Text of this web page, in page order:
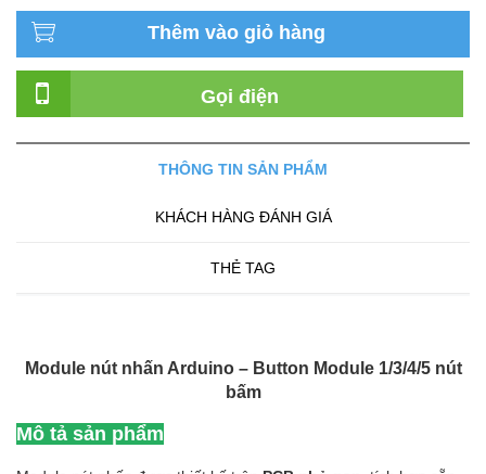
Thêm vào giỏ hàng
Gọi điện
THÔNG TIN SẢN PHẨM
KHÁCH HÀNG ĐÁNH GIÁ
THẺ TAG
Module nút nhấn Arduino – Button Module 1/3/4/5 nút
bấm
Mô tả sản phẩm